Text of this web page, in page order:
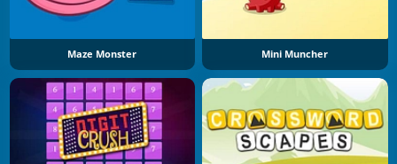
Maze Monster Mini Muncher